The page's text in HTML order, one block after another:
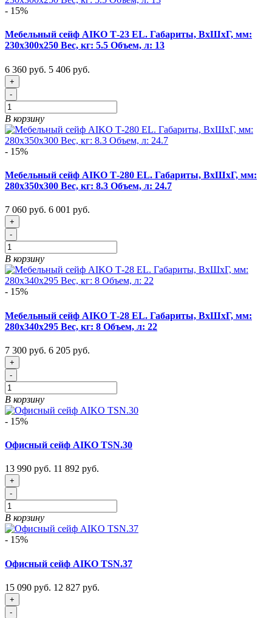
- 15%
Мебельный сейф AIKO Т-23 EL. Габариты, ВxШxГ, мм:
230x300x250 Вес, кг: 5.5 Объем, л: 13
6 360 руб. 5 406 руб.
+
-
В корзину
- 15%
Мебельный сейф AIKO Т-280 EL. Габариты, ВxШxГ, мм:
280x350x300 Вес, кг: 8.3 Объем, л: 24.7
7 060 руб. 6 001 руб.
+
-
В корзину
- 15%
Мебельный сейф AIKO Т-28 EL. Габариты, ВxШxГ, мм:
280x340x295 Вес, кг: 8 Объем, л: 22
7 300 руб. 6 205 руб.
+
-
В корзину
- 15%
Офисный сейф AIKO TSN.30
13 990 руб. 11 892 руб.
+
-
В корзину
- 15%
Офисный сейф AIKO TSN.37
15 090 руб. 12 827 руб.
+
-